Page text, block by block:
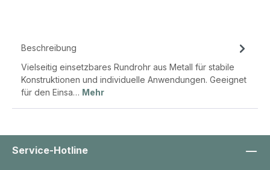
Beschreibung
Vielseitig einsetzbares Rundrohr aus Metall für stabile
Konstruktionen und individuelle Anwendungen. Geeignet
für den Einsa… Mehr
Service-Hotline